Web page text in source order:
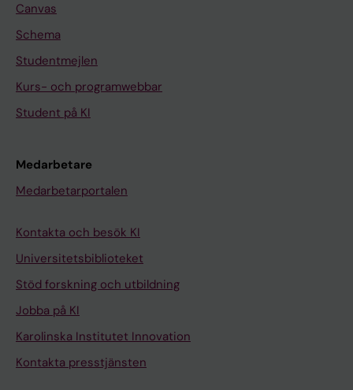
Canvas
Schema
Studentmejlen
Kurs- och programwebbar
Student på KI
Medarbetare
Medarbetarportalen
Kontakta och besök KI
Universitetsbiblioteket
Stöd forskning och utbildning
Jobba på KI
Karolinska Institutet Innovation
Kontakta presstjänsten